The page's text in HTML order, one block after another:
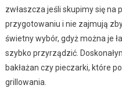
zwłaszcza jeśli skupimy się na
przygotowaniu i nie zajmują
świetny wybór, gdyż można je
szybko przyrządzić.
bakłażan czy pieczarki, które
grillowania.